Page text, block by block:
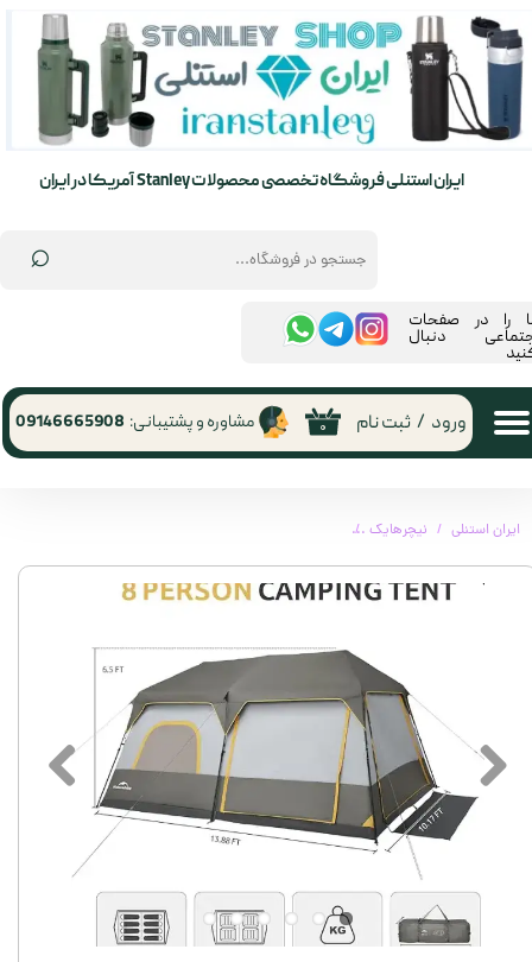
⌕
ایران استنلی فروشگاه تخصصی محصولات Stanley آمریکا در ایران
۰ ورود / ثبت نام
حساب کاربری من
تغییر گذر واژه
مشاوره و پشتیبانی: 09146665908
را در صفحات
دنبال
ایران استنلی نیچرهایک